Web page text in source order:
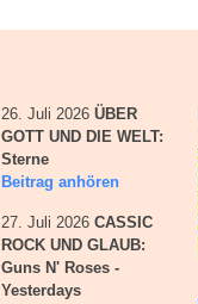
26. Juli 2026 ÜBER
GOTT UND DIE WELT:
Sterne
Beitrag anhören
27. Juli 2026 CASSIC
ROCK UND GLAUB:
Guns N' Roses -
Yesterdays